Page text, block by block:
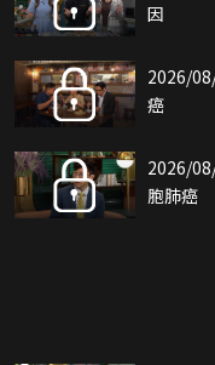
因
2026/
癌
2026/
胞肺癌